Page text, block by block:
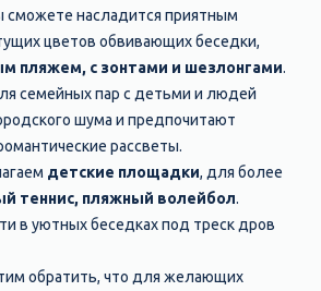
сможете насладится приятным
цветов обвивающих беседки,
пляжем, с зонтами и шезлонгами.
семейных пар с детьми и людей
шума и предпочитают
рассветы.
детские площадки, для более
теннис, пляжный волейбол.
в уютных беседках под треск дров
обратить, что для желающих